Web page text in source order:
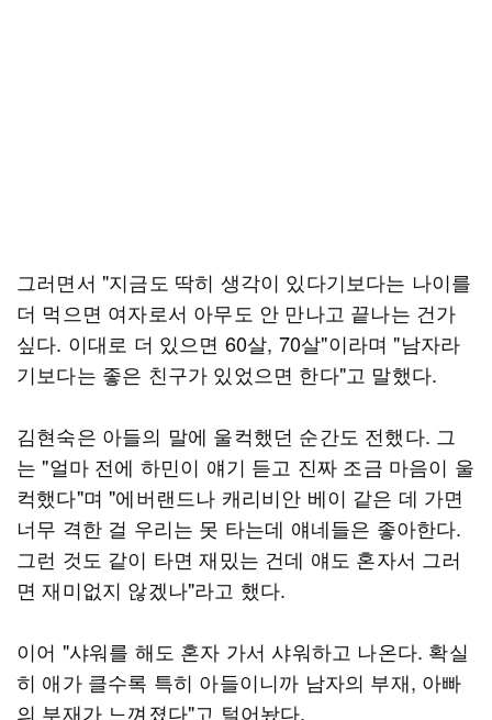
그러면서 "지금도 딱히 생각이 있다기보다는 나이를
더 먹으면 여자로서 아무도 안 만나고 끝나는 건가
싶다. 이대로 더 있으면 60살, 70살"이라며 "남자라
기보다는 좋은 친구가 있었으면 한다"고 말했다.
김현숙은 아들의 말에 울컥했던 순간도 전했다. 그
는 "얼마 전에 하민이 얘기 듣고 진짜 조금 마음이 울
컥했다"며 "에버랜드나 캐리비안 베이 같은 데 가면
너무 격한 걸 우리는 못 타는데 얘네들은 좋아한다.
그런 것도 같이 타면 재밌는 건데 얘도 혼자서 그러
면 재미없지 않겠나"라고 했다.
이어 "샤워를 해도 혼자 가서 샤워하고 나온다. 확실
히 애가 클수록 특히 아들이니까 남자의 부재, 아빠
의 부재가 느껴졌다"고 털어놨다.